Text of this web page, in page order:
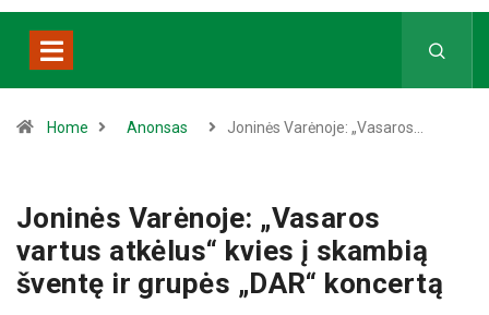
Home Anonsas Joninės Varėnoje: „Vasaros…
Joninės Varėnoje: „Vasaros
vartus atkėlus“ kvies į skambią
šventę ir grupės „DAR“ koncertą